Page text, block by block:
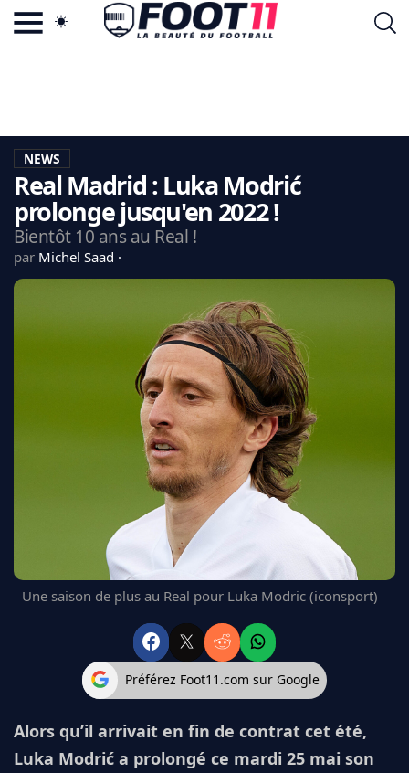
LA CHARTE
VIE PRIVÉE
CGU
CONTACTEZ-NOUS
MANCHESTER UNITED
L'AVIS DE LA RÉDAC'
NEWS
Real Madrid : Luka Modrić
prolonge jusqu'en 2022 !
Bientôt 10 ans au Real !
par Michel Saad
Une saison de plus au Real pour Luka Modric (iconsport)
Préférez Foot11.com sur Google
Alors qu’il arrivait en fin de contrat cet été,
Luka Modrić a prolongé ce mardi 25 mai son